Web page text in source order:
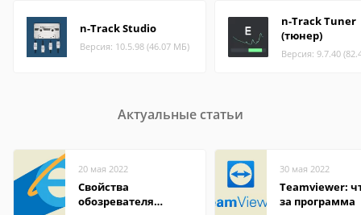
n-Track Studio
Версия: 10.5.98 (46.07 МБ)
n-Track Tuner
(тюнер)
Версия: 9.7.40
Актуальные статьи
20 мая 2022
Свойства
обозревателя
30 мая 2022
Teamviewer:
за программа